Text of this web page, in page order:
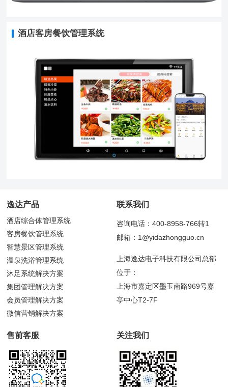
酒店客房餐饮管理系统
逸达产品
酒店综合体管理系统
客房餐饮管理系统
智慧景区管理系统
温泉洗浴管理系统
沐足系统解决方案
集团管理解决方案
会员管理解决方案
微信营销解决方案
联系我们
咨询电话：400-8958-766转1
邮箱：1@yidazhongguo.cn
上海逸达电子科技有限公司总部
位于：
上海市嘉定区墨玉南路969号嘉
亭中心T2-7F
售前客服 关注我们